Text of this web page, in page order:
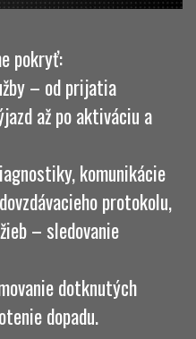
pokryť:
– od prijatia
až po aktiváciu a
komunikácie
protokolu,
– sledovanie
dotknutých
dopadu.